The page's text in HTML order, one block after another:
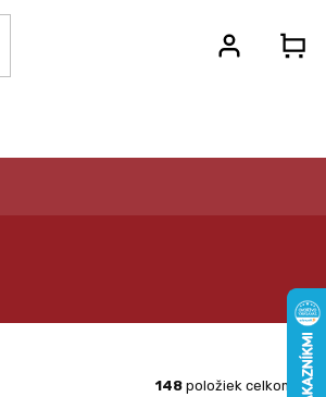
148 položiek celkom